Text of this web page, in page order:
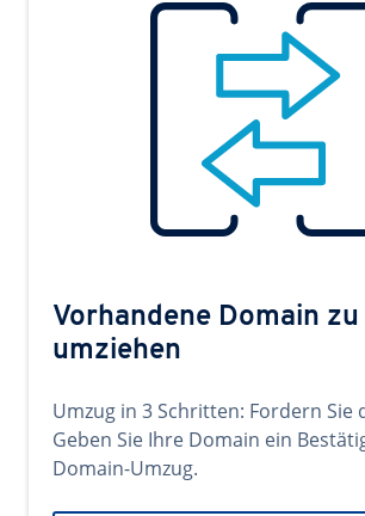
Vorhandene Domain zu
umziehen
Umzug in 3 Schritten: Fordern Sie
Geben Sie Ihre Domain ein
Domain-Umzug.